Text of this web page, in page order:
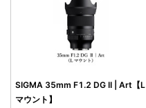
SIGMA 35mm F1.2 DG II | Art【L
マウント】